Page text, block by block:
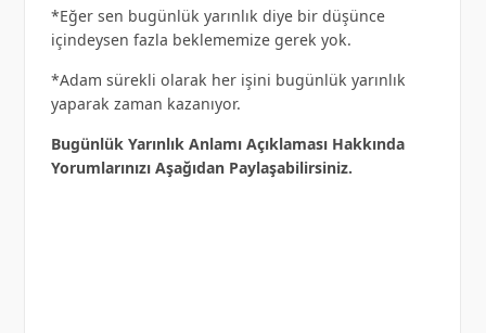
*Eğer sen bugünlük yarınlık diye bir düşünce
içindeysen fazla beklememize gerek yok.
*Adam sürekli olarak her işini bugünlük yarınlık
yaparak zaman kazanıyor.
Bugünlük Yarınlık Anlamı Açıklaması Hakkında
Yorumlarınızı Aşağıdan Paylaşabilirsiniz.